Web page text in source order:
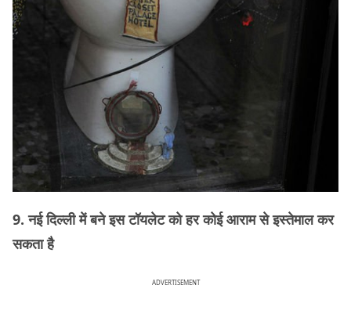
9. नई दिल्ली में बने इस टॉयलेट को हर कोई आराम से इस्तेमाल कर
सकता है
ADVERTISEMENT